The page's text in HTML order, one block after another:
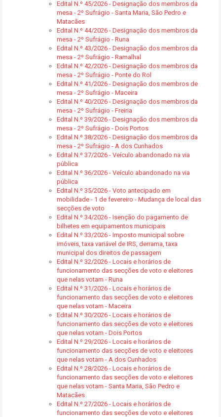
Edital N.º 45/2026 - Designação dos membros da
mesa - 2º Sufrágio - Santa Maria, São Pedro e
Matacães
Edital N.º 44/2026 - Designação dos membros da
mesa - 2º Sufrágio - Runa
Edital N.º 43/2026 - Designação dos membros da
mesa - 2º Sufrágio - Ramalhal
Edital N.º 42/2026 - Designação dos membros da
mesa - 2º Sufrágio - Ponte do Rol
Edital N.º 41/2026 - Designação dos membros de
mesa - 2º Sufrágio - Maceira
Edital N.º 40/2026 - Designação dos membros da
mesa - 2º Sufrágio - Freiria
Edital N.º 39/2026 - Designação dos membros da
mesa - 2º Sufrágio - Dois Portos
Edital N.º 38/2026 - Designação dos membros da
mesa - 2º Sufrágio - A dos Cunhados
Edital N.º 37/2026 - Veículo abandonado na via
pública
Edital N.º 36/2026 - Veículo abandonado na via
pública
Edital N.º 35/2026 - Voto antecipado em
mobilidade - 1 de fevereiro - Mudança de local das
secções de voto
Edital N.º 34/2026 - Isenção do pagamento de
bilhetes em equipamentos municipais
Edital N.º 33/2026 - Imposto municipal sobre
imóveis, taxa variável de IRS, derrama, taxa
municipal dos direitos de passagem
Edital N.º 32/2026 - Locais e horários de
funcionamento das secções de voto e eleitores
que nelas votam - Runa
Edital N.º 31/2026 - Locais e horários de
funcionamento das secções de voto e eleitores
que nelas votam - Maceira
Edital N.º 30/2026 - Locais e horários de
funcionamento das secções de voto e eleitores
que nelas votam - Dois Portos
Edital N.º 29/2026 - Locais e horários de
funcionamento das secções de voto e eleitores
que nelas votam - A dos Cunhados
Edital N.º 28/2026 - Locais e horários de
funcionamento das secções de voto e eleitores
que nelas votam - Santa Maria, São Pedro e
Matacães
Edital N.º 27/2026 - Locais e horários de
funcionamento das secções de voto e eleitores